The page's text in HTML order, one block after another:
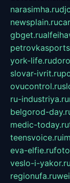
narasimha.ru
newsplain.ru
gbget.ru
york-life.ru
slovar-ivrit.ru
ovucontrol.ru
ru-industriya.ru
belgorod-
medic-today.ru
teensvoice.ru
eva-elfie.ru
veslo-i-yakor.ru
regionufa.ru